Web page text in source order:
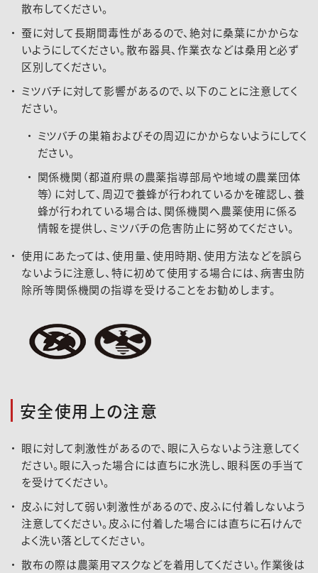
散布してください。
蚕に対して長期間毒性があるので、絶対に桑葉にかからな
いようにしてください。散布器具、作業衣などは桑用と必ず
区別してください。
ミツバチに対して影響があるので、以下のことに注意してく
ださい。
ミツバチの巣箱およびその周辺にかからないようにしてく
ださい。
関係機関（都道府県の農薬指導部局や地域の農業団体
等）に対して、周辺で養蜂が行われているかを確認し、養
蜂が行われている場合は、関係機関へ農薬使用に係る
情報を提供し、ミツバチの危害防止に努めてください。
使用にあたっては、使用量、使用時期、使用方法などを誤ら
ないように注意し、特に初めて使用する場合には、病害虫防
除所等関係機関の指導を受けることをお勧めします。
安全使用上の注意
眼に対して刺激性があるので、眼に入らないよう注意してく
ださい。眼に入った場合には直ちに水洗し、眼科医の手当て
を受けてください。
皮ふに対して弱い刺激性があるので、皮ふに付着しないよう
注意してください。皮ふに付着した場合には直ちに石けんで
よく洗い落としてください。
散布の際は農薬用マスクなどを着用してください。作業後は